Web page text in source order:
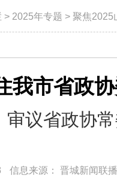
> 2025年专题 > 聚焦2025
我市省政
审议省政协
信息来源： 晋城新闻联播